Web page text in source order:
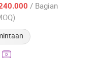
/ Bagian
mulai 2021